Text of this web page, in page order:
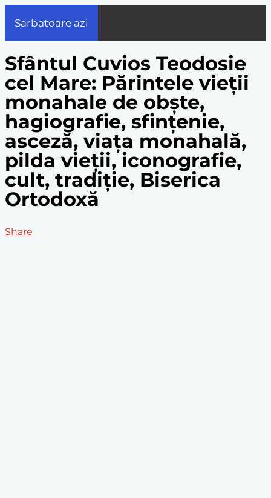
Sarbatoare azi
Sfântul Cuvios Teodosie
cel Mare: Părintele vieții
monahale de obște,
hagiografie, sfințenie,
asceză, viața monahală,
pilda vieții, iconografie,
cult, tradiție, Biserica
Ortodoxă
Share